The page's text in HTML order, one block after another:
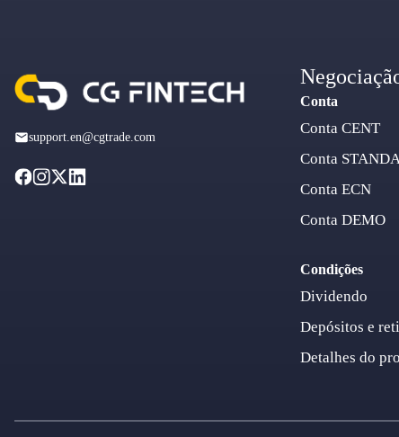
support.en@cgtrade.com
Conta
Conta CENT
Conta
Conta ECN
Conta DEMO
Condições
Dividendo
Depósitos e
Detalhes do